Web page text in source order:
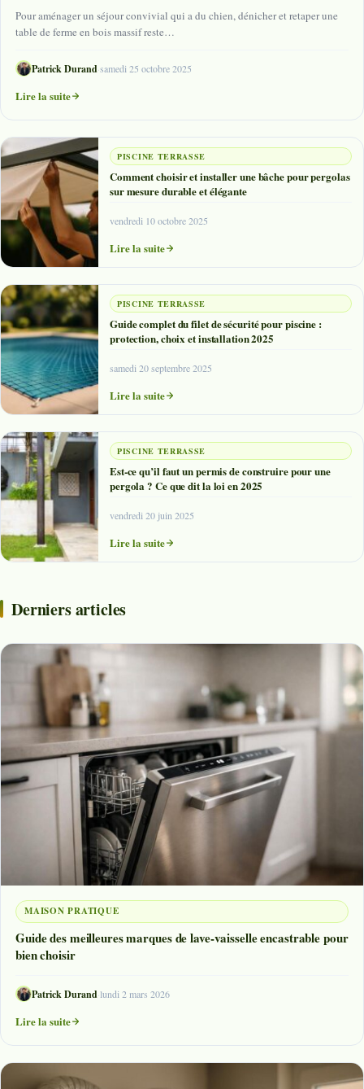
Pour aménager un séjour convivial qui a du chien, dénicher et retaper une
table de ferme en bois massif reste…
Patrick Durand·samedi 25 octobre 2025
Lire la suite
PISCINE TERRASSE
Comment choisir et installer une bâche pour pergolas
sur mesure durable et élégante
vendredi 10 octobre 2025
Lire la suite
PISCINE TERRASSE
Guide complet du filet de sécurité pour piscine :
protection, choix et installation 2025
samedi 20 septembre 2025
Lire la suite
PISCINE TERRASSE
Est-ce qu’il faut un permis de construire pour une
pergola ? Ce que dit la loi en 2025
vendredi 20 juin 2025
Lire la suite
Derniers articles
MAISON PRATIQUE
Guide des meilleures marques de lave-vaisselle encastrable pour
bien choisir
Patrick Durand·lundi 2 mars 2026
Lire la suite